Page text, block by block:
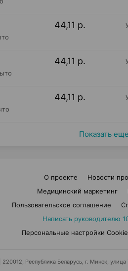
44,11 р.
44,11 р.
44,11 р.
Показать еще
О проекте Новости
Медицинский маркетинг
Пользовательское соглашение
Написать руководителю
Персональные настройки Cookie
Республика Беларусь, г. Минск, улица